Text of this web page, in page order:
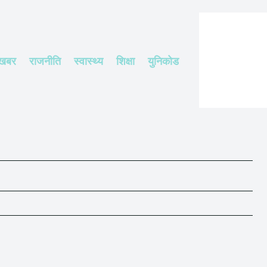
राजनीति स्वास्थ्य शिक्षा युनिकोड